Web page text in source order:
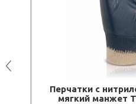
Перчатки с
мягкий манжет